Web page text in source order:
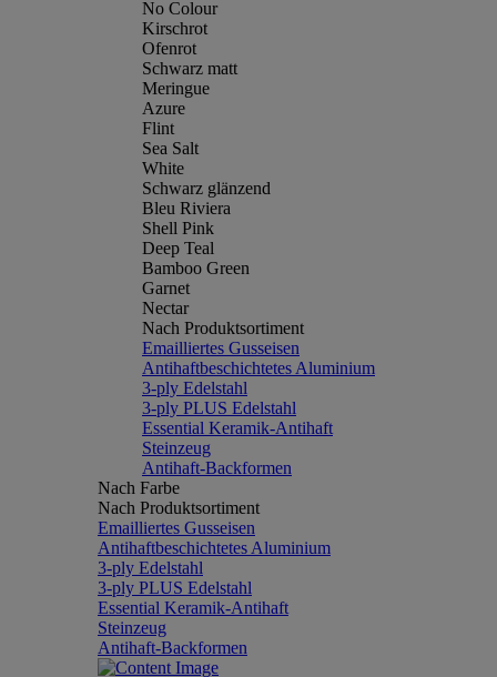
No Colour
Kirschrot
Ofenrot
Schwarz matt
Meringue
Azure
Flint
Sea Salt
White
Schwarz glänzend
Bleu Riviera
Shell Pink
Deep Teal
Bamboo Green
Garnet
Nectar
Nach Produktsortiment
Emailliertes Gusseisen
Antihaftbeschichtetes Aluminium
3-ply Edelstahl
3-ply PLUS Edelstahl
Essential Keramik-Antihaft
Steinzeug
Antihaft-Backformen
Nach Farbe
Nach Produktsortiment
Emailliertes Gusseisen
Antihaftbeschichtetes Aluminium
3-ply Edelstahl
3-ply PLUS Edelstahl
Essential Keramik-Antihaft
Steinzeug
Antihaft-Backformen